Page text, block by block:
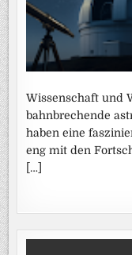
Wissenschaft und
bahnbrechende
haben eine
eng mit den
[…]